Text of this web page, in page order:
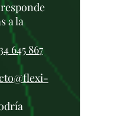
a la
645 867